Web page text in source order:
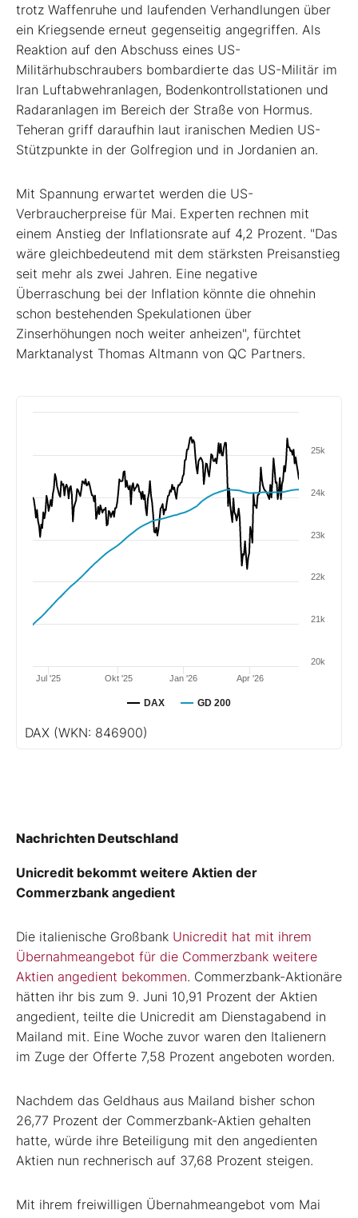
trotz Waffenruhe und laufenden Verhandlungen über
ein Kriegsende erneut gegenseitig angegriffen. Als
Reaktion auf den Abschuss eines US-
Militärhubschraubers bombardierte das US-Militär im
Iran Luftabwehranlagen, Bodenkontrollstationen und
Radaranlagen im Bereich der Straße von Hormus.
Teheran griff daraufhin laut iranischen Medien US-
Stützpunkte in der Golfregion und in Jordanien an.
Mit Spannung erwartet werden die US-
Verbraucherpreise für Mai. Experten rechnen mit
einem Anstieg der Inflationsrate auf 4,2 Prozent. "Das
wäre gleichbedeutend mit dem stärksten Preisanstieg
seit mehr als zwei Jahren. Eine negative
Überraschung bei der Inflation könnte die ohnehin
schon bestehenden Spekulationen über
Zinserhöhungen noch weiter anheizen", fürchtet
Marktanalyst Thomas Altmann von QC Partners.
DAX GD 200
Jul '25 Jan '26
Okt '25 Apr '26
20k
21k
22k
23k
24k
25k
DAX (WKN: 846900)
Nachrichten Deutschland
Unicredit bekommt weitere Aktien der
Commerzbank angedient
Die italienische Großbank Unicredit hat mit ihrem
Übernahmeangebot für die Commerzbank weitere
Aktien angedient bekommen. Commerzbank-Aktionäre
hätten ihr bis zum 9. Juni 10,91 Prozent der Aktien
angedient, teilte die Unicredit am Dienstagabend in
Mailand mit. Eine Woche zuvor waren den Italienern
im Zuge der Offerte 7,58 Prozent angeboten worden.
Nachdem das Geldhaus aus Mailand bisher schon
26,77 Prozent der Commerzbank-Aktien gehalten
hatte, würde ihre Beteiligung mit den angedienten
Aktien nun rechnerisch auf 37,68 Prozent steigen.
Mit ihrem freiwilligen Übernahmeangebot vom Mai